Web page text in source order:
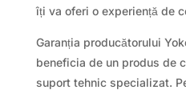
îți va oferi o experiență de
Garanția producătorului
beneficia de un produs de
suport tehnic specializat.